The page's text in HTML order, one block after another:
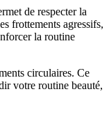
de respecter la
frottements agressifs,
la routine
circulaires. Ce
votre routine beauté,